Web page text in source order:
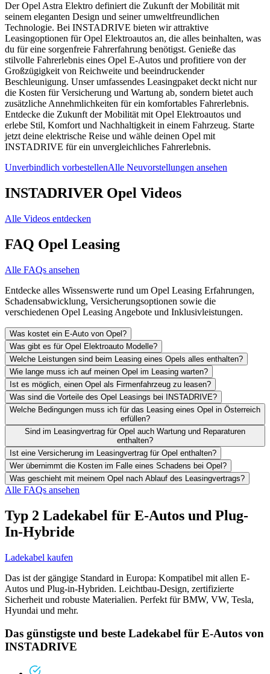
Der Opel Astra Elektro definiert die Zukunft der Mobilität mit
seinem eleganten Design und seiner umweltfreundlichen
Technologie. Bei INSTADRIVE bieten wir attraktive
Leasingoptionen für Opel Elektroautos an, die alles beinhalten, was
du für eine sorgenfreie Fahrerfahrung benötigst. Genieße das
stilvolle Fahrerlebnis eines Opel E-Autos und profitiere von der
Großzügigkeit von Reichweite und beeindruckender
Beschleunigung. Unser umfassendes Leasingpaket deckt nicht nur
die Kosten für Versicherung und Wartung ab, sondern bietet auch
zusätzliche Annehmlichkeiten für ein komfortables Fahrerlebnis.
Entdecke die Zukunft der Mobilität mit Opel Elektroautos und
erlebe Stil, Komfort und Nachhaltigkeit in einem Fahrzeug. Starte
jetzt deine elektrische Reise und wähle deinen Opel mit
INSTADRIVE für ein unvergleichliches Fahrerlebnis.
Unverbindlich vorbestellenAlle Neuvorstellungen ansehen
INSTADRIVER Opel Videos
Alle Videos entdecken
FAQ Opel Leasing
Alle FAQs ansehen
Entdecke alles Wissenswerte rund um Opel Leasing Erfahrungen,
Schadensabwicklung, Versicherungsoptionen sowie die
verschiedenen Opel Leasing Angebote und Inklusivleistungen.
Was kostet ein E-Auto von Opel?
Was gibt es für Opel Elektroauto Modelle?
Welche Leistungen sind beim Leasing eines Opels alles enthalten?
Wie lange muss ich auf meinen Opel im Leasing warten?
Ist es möglich, einen Opel als Firmenfahrzeug zu leasen?
Was sind die Vorteile des Opel Leasings bei INSTADRIVE?
Welche Bedingungen muss ich für das Leasing eines Opel in Österreich
erfüllen?
Sind im Leasingvertrag für Opel auch Wartung und Reparaturen
enthalten?
Ist eine Versicherung im Leasingvertrag für Opel enthalten?
Wer übernimmt die Kosten im Falle eines Schadens bei Opel?
Was geschieht mit meinem Opel nach Ablauf des Leasingvertrags?
Alle FAQs ansehen
Typ 2 Ladekabel für E-Autos und Plug-
In-Hybride
Ladekabel kaufen
Das ist der gängige Standard in Europa: Kompatibel mit allen E-
Autos und Plug-in-Hybriden. Leichtbau-Design, zertifizierte
Sicherheit und robuste Materialien. Perfekt für BMW, VW, Tesla,
Hyundai und mehr.
Das günstigste und beste Ladekabel für E-Autos von
INSTADRIVE